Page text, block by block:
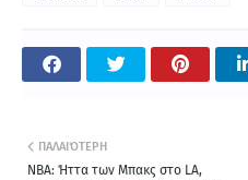
ΠΑΛΑΙΌΤΕΡΗ
NBA: Ήττα των Μπακς στο LA,